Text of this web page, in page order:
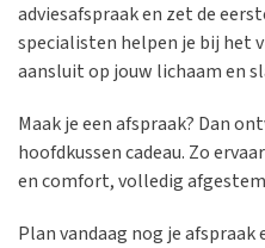
adviesafspraak en zet de
specialisten helpen je bij het
aansluit op jouw lichaam en
Maak je een afspraak? Dan
hoofdkussen cadeau. Zo
en comfort, volledig
Plan vandaag nog je